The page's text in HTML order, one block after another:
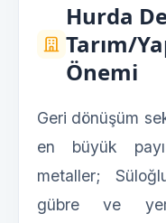
Hurda
Tarım/
Önemi
Geri dönüşüm
en büyük
metaller;
gübre ve